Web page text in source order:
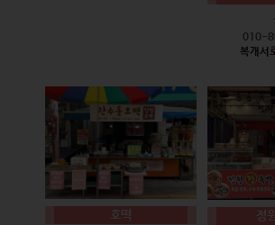
010-
복개서
호떡 정